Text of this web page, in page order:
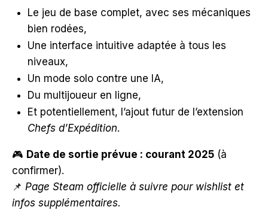
Le jeu de base complet, avec ses mécaniques
bien rodées,
Une interface intuitive adaptée à tous les
niveaux,
Un mode solo contre une IA,
Du multijoueur en ligne,
Et potentiellement, l’ajout futur de l’extension
Chefs d’Expédition.
🎮 Date de sortie prévue : courant 2025 (à
confirmer).
📌 Page Steam officielle à suivre pour wishlist et
infos supplémentaires.